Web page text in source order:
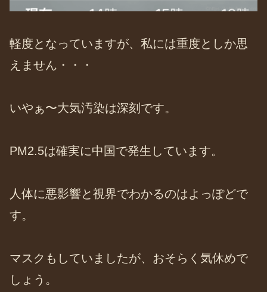
軽度となっていますが、私には重度としか思
えません・・・
いやぁ〜大気汚染は深刻です。
PM2.5は確実に中国で発生しています。
人体に悪影響と視界でわかるのはよっぽどで
す。
マスクもしていましたが、おそらく気休めで
しょう。